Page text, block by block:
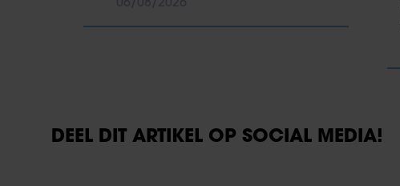
DEEL DIT ARTIKEL OP SOCIAL MEDIA!